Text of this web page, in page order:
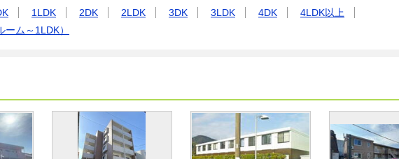
1LDK 2DK 2LDK 3DK 3LDK 4DK
4LDK以上
ム～1LDK）